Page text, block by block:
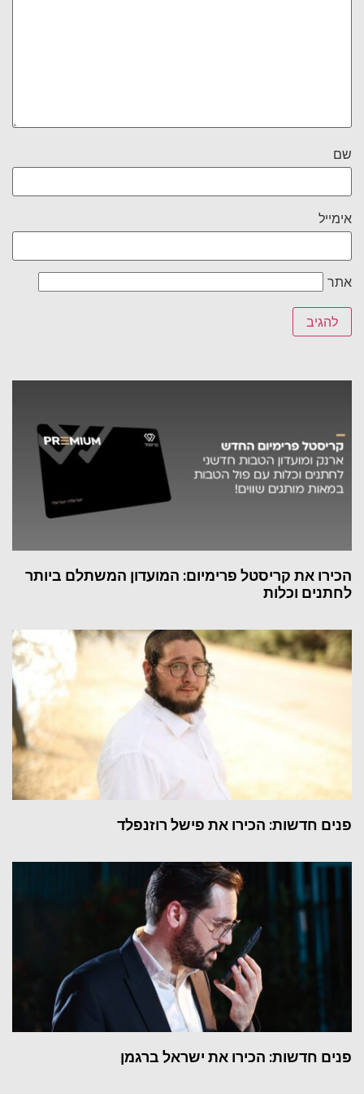
שם
אימייל
אתר
הכירו את קריסטל פרימיום: המועדון המשתלם ביותר
לחתנים וכלות
פנים חדשות: הכירו את פישל רוזנפלד
פנים חדשות: הכירו את ישראל ברגמן